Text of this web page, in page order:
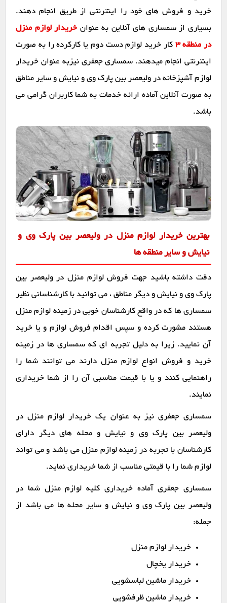
خرید و فروش های خود را اینترنتی از طریق انجام دهند.
بسیاری از سمساری های آنلاین به عنوان خریدار لوازم منزل
در منطقه 3
کار خرید لوازم دست دوم یا کارکرده را به صورت
اینترنتی انجام میدهند. سمساری جعفری نیزبه عنوان خریدار
لوازم آشپزخانه در ولیعصر بین پارک وی و نیایش و سایر مناطق
به صورت آنلاین آماده ارائه خدمات به شما کاربران گرامی می
باشد.
بهترین خریدار لوازم منزل در ولیعصر بین پارک وی و
نیایش و سایر منطقه ها
دقت داشته باشید جهت فروش لوازم منزل در ولیعصر بین
پارک وی و نیایش و دیگر مناطق ، می توانید با کارشناسانی نظیر
سمساری ها که در واقع کارشناسان خوبی در زمینه لوازم منزل
هستند مشورت کرده و سپس اقدام فروش لوازم و یا خرید
آن نمایید. زیرا به دلیل تجربه ای که سمساری ها در زمینه
خرید و فروش انواع لوازم منزل دارند می توانند شما را
راهنمایی کنند و یا با قیمت مناسبی آن را از شما خریداری
نمایند.
سمساری جعفری نیز به عنوان یک خریدار لوازم منزل در
ولیعصر بین پارک وی و نیایش و محله های دیگر دارای
کارشناسان با تجربه در زمینه لوازم منزل می باشد و می تواند
لوازم شما را با قیمتی مناسب از شما خریداری نماید.
سمساری جعفری آماده خریداری کلیه لوازم منزل شما در
ولیعصر بین پارک وی و نیایش و سایر محله ها می باشد از
جمله:
خریدار لوازم منزل
خریدار یخچال
خریدار ماشین لباسشویی
خریدار ماشین ظرفشویی